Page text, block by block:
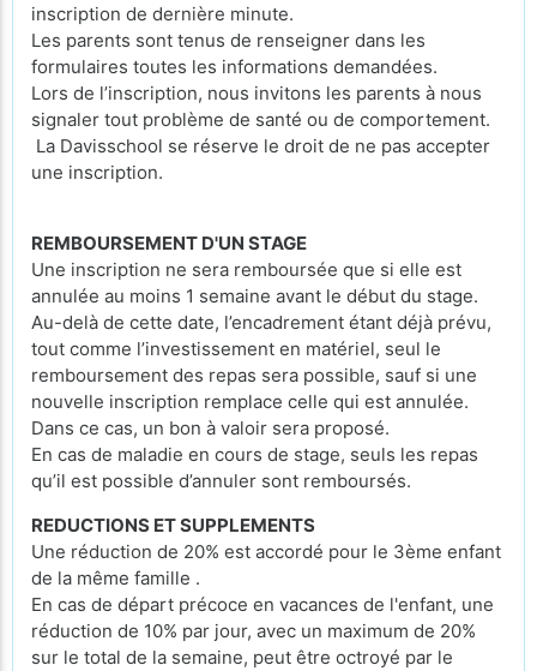
inscription de dernière minute.
Les parents sont tenus de renseigner dans les
formulaires toutes les informations demandées.
Lors de l’inscription, nous invitons les parents à nous
signaler tout problème de santé ou de comportement.
La Davisschool se réserve le droit de ne pas accepter
une inscription.
REMBOURSEMENT D'UN STAGE
Une inscription ne sera remboursée que si elle est
annulée au moins 1 semaine avant le début du stage.
Au-delà de cette date, l’encadrement étant déjà prévu,
tout comme l’investissement en matériel, seul le
remboursement des repas sera possible, sauf si une
nouvelle inscription remplace celle qui est annulée.
Dans ce cas, un bon à valoir sera proposé.
En cas de maladie en cours de stage, seuls les repas
qu’il est possible d’annuler sont remboursés.
REDUCTIONS ET SUPPLEMENTS
Une réduction de 20% est accordé pour le 3ème enfant
de la même famille .
En cas de départ précoce en vacances de l'enfant, une
réduction de 10% par jour, avec un maximum de 20%
sur le total de la semaine, peut être octroyé par le